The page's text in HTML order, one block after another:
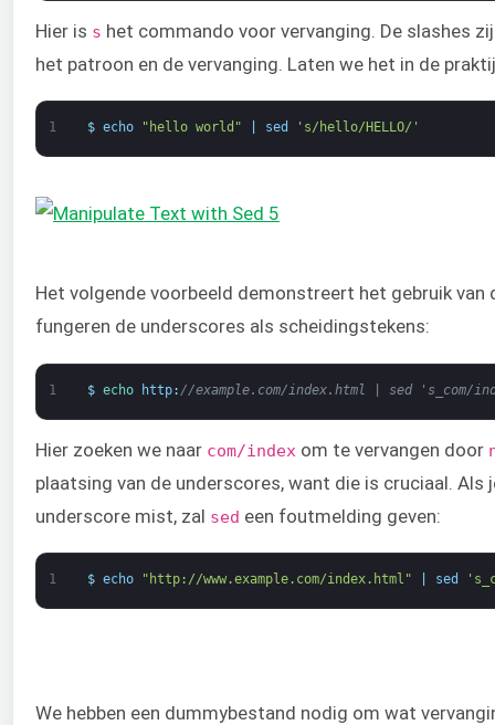
Hier is s het commando voor vervanging. De slashes
het patroon en de vervanging. Laten we het in de
1 $ echo "hello world" sed 's/hello/HELLO/'
Het volgende voorbeeld demonstreert het gebruik van
fungeren de underscores als scheidingstekens:
1 $ echo http: //example.com/index.html | sed 's_com/
Hier zoeken we naar com/index om te vervangen door
plaatsing van de underscores, want die is cruciaal. Als
underscore mist, zal sed een foutmelding geven:
1 $ echo "http://www.example.com/index.html" sed
We hebben een dummybestand nodig om wat